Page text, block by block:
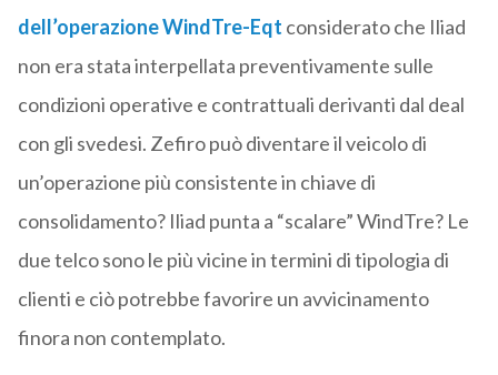
dell’operazione WindTre-Eqt considerato che Iliad
non era stata interpellata preventivamente sulle
condizioni operative e contrattuali derivanti dal deal
con gli svedesi. Zefiro può diventare il veicolo di
un’operazione più consistente in chiave di
consolidamento? Iliad punta a “scalare” WindTre? Le
due telco sono le più vicine in termini di tipologia di
clienti e ciò potrebbe favorire un avvicinamento
finora non contemplato.